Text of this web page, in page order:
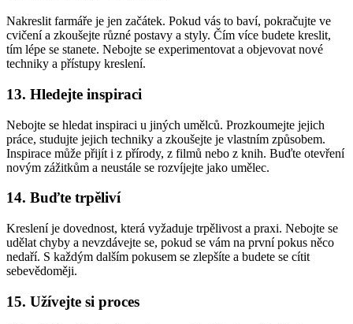
Nakreslit farmáře je jen začátek. Pokud vás to baví, pokračujte ve
cvičení a zkoušejte různé postavy a styly. Čím více budete kreslit,
tím lépe se stanete. Nebojte se experimentovat a objevovat nové
techniky a přístupy kreslení.
13. Hledejte inspiraci
Nebojte se hledat inspiraci u jiných umělců. Prozkoumejte jejich
práce, studujte jejich techniky a zkoušejte je vlastním způsobem.
Inspirace může přijít i z přírody, z filmů nebo z knih. Buďte otevření
novým zážitkům a neustále se rozvíjejte jako umělec.
14. Buďte trpěliví
Kreslení je dovednost, která vyžaduje trpělivost a praxi. Nebojte se
udělat chyby a nevzdávejte se, pokud se vám na první pokus něco
nedaří. S každým dalším pokusem se zlepšíte a budete se cítit
sebevědoměji.
15. Užívejte si proces